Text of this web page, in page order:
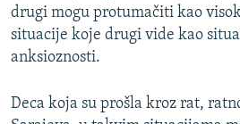
drugi mogu protumačiti kao
situacije koje drugi vide kao
anksioznosti.
Deca koja su prošla kroz rat,